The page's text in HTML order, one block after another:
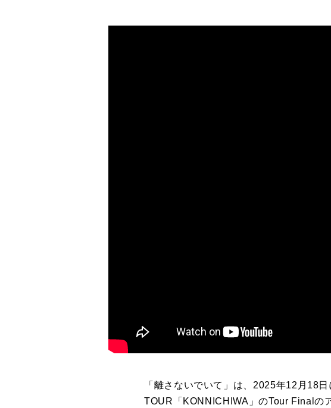
「離さないでいて」は、2025年12月18
TOUR「KONNICHIWA」のTour Finalの